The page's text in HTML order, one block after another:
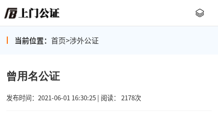
当前位置： 首页>涉外公证
曾用名公证
发布时间：2021-06-01 16:30:25 | 阅读： 2178次